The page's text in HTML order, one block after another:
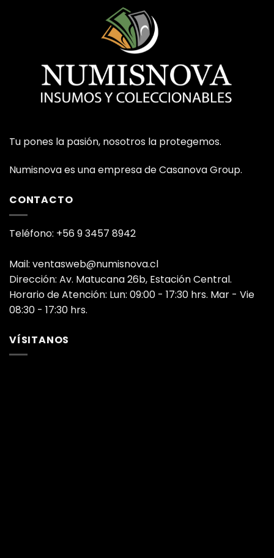
Tu pones la pasión, nosotros la protegemos.
Numisnova es una empresa de Casanova Group.
CONTACTO
Teléfono: +56 9 3457 8942
Mail: ventasweb@numisnova.cl
Dirección: Av. Matucana 26b, Estación Central.
Horario de Atención: Lun: 09:00 - 17:30 hrs. Mar - Vie
08:30 - 17:30 hrs.
VÍSITANOS